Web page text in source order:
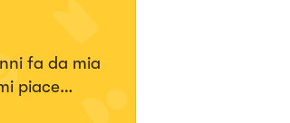
fa da mia
piace
colori.